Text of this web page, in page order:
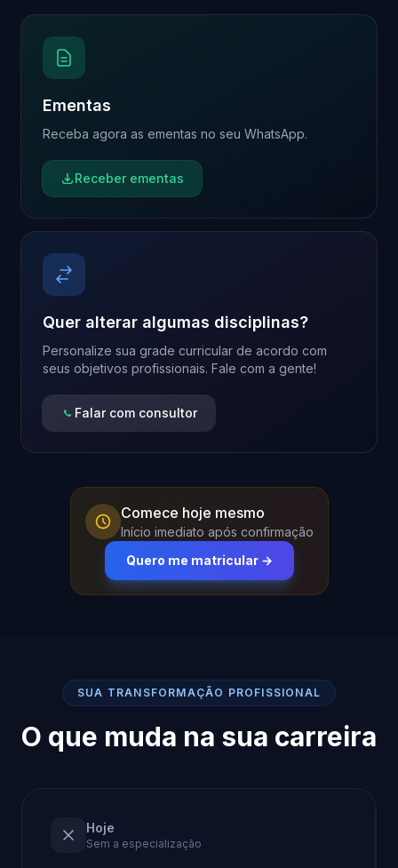
Ementas
Receba agora as ementas no seu WhatsApp.
Receber ementas
Quer alterar algumas disciplinas?
Personalize sua grade curricular de acordo com
seus objetivos profissionais. Fale com a gente!
Falar com consultor
Comece hoje mesmo
Início imediato após confirmação
Quero me matricular →
SUA TRANSFORMAÇÃO PROFISSIONAL
O que muda na sua carreira
Hoje
Sem a especialização